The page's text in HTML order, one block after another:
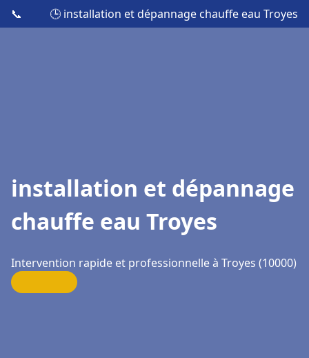
📞 🕒 installation et dépannage chauffe eau Troyes
installation et dépannage
chauffe eau Troyes
Intervention rapide et professionnelle à Troyes (10000)